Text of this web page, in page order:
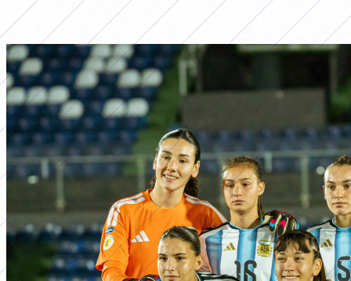
LO MÁS LEÍDO